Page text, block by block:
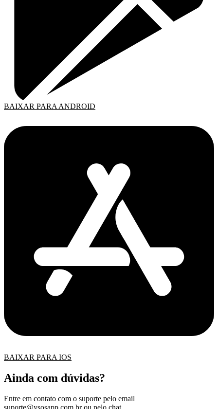
BAIXAR PARA ANDROID
BAIXAR PARA IOS
Ainda com dúvidas?
Entre em contato com o suporte pelo email
suporte@ysosapp.com.brou pelo chat.